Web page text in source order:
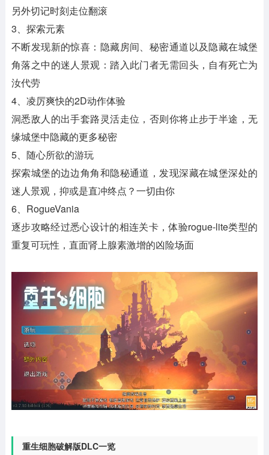
另外切记时刻走位翻滚
3、探索元素
不断发现新的惊喜：隐藏房间、秘密通道以及隐藏在城堡
角落之中的迷人景观：踏入此门者无需回头，自有死亡为
汝代劳
4、凌厉爽快的2D动作体验
洞悉敌人的出手套路灵活走位，否则你将止步于半途，无
缘城堡中隐藏的更多秘密
5、随心所欲的游玩
探索城堡的边边角角和隐秘通道，发现深藏在城堡深处的
迷人景观，抑或是直冲终点？一切由你
6、RogueVania
逐步攻略经过悉心设计的相连关卡，体验rogue-lite类型的
重复可玩性，直面肾上腺素激增的凶险场面
重生细胞破解版DLC一览